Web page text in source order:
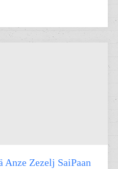
Anze Zezelj SaiPaan